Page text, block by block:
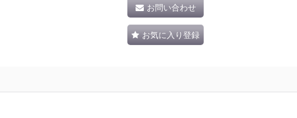
お問い合わせ
お気に入り登録